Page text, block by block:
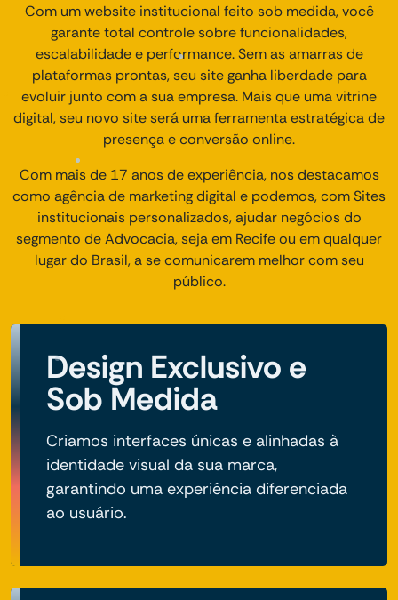
Com um website institucional feito sob medida, você
garante total controle sobre funcionalidades,
escalabilidade e performance. Sem as amarras de
plataformas prontas, seu site ganha liberdade para
evoluir junto com a sua empresa. Mais que uma vitrine
digital, seu novo site será uma ferramenta estratégica de
presença e conversão online.
Com mais de 17 anos de experiência, nos destacamos
como agência de marketing digital e podemos, com Sites
institucionais personalizados, ajudar negócios do
segmento de Advocacia, seja em Recife ou em qualquer
lugar do Brasil, a se comunicarem melhor com seu
público.
Design Exclusivo e
Sob Medida
Criamos interfaces únicas e alinhadas à
identidade visual da sua marca,
garantindo uma experiência diferenciada
ao usuário.